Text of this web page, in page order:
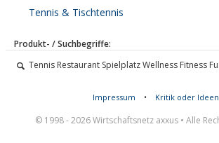
Tennis & Tischtennis
Produkt- / Suchbegriffe:
Tennis Restaurant Spielplatz Wellness Fitness
Impressum • Kritik oder
© 1998 - 2026 Wirtschaftsnetz axxus • Alle